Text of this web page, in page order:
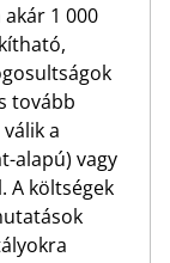
1 000
tovább
a
alapú) vagy
A költségek